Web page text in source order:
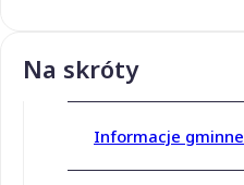
Na skróty
Informacje gminne